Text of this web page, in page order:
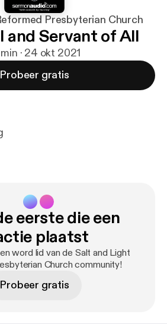
Presbyterian Church
and Servant of All
· 24 okt 2021
Probeer gratis
eerste die een
plaatst
word lid van de Salt and Light
Church community!
Probeer gratis